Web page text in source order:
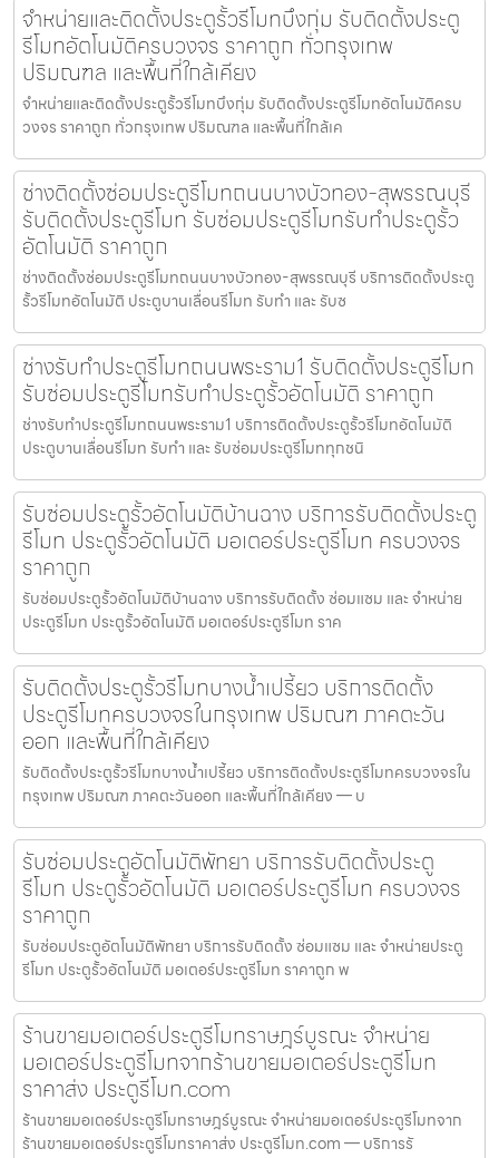
จำหน่ายและติดตั้งประตูรั้วรีโมทบึงกุ่ม รับติดตั้งประตู
รีโมทอัตโนมัติครบวงจร ราคาถูก ทั่วกรุงเทพ
ปริมณฑล และพื้นที่ใกล้เคียง
จำหน่ายและติดตั้งประตูรั้วรีโมทบึงกุ่ม รับติดตั้งประตูรีโมทอัตโนมัติครบ
วงจร ราคาถูก ทั่วกรุงเทพ ปริมณฑล และพื้นที่ใกล้เค
ช่างติดตั้งซ่อมประตูรีโมทถนนบางบัวทอง-สุพรรณบุรี
รับติดตั้งประตูรีโมท รับซ่อมประตูรีโมทรับทำประตูรั้ว
อัตโนมัติ ราคาถูก
ช่างติดตั้งซ่อมประตูรีโมทถนนบางบัวทอง-สุพรรณบุรี บริการติดตั้งประตู
รั้วรีโมทอัตโนมัติ ประตูบานเลื่อนรีโมท รับทำ และ รับซ
ช่างรับทำประตูรีโมทถนนพระราม1 รับติดตั้งประตูรีโมท
รับซ่อมประตูรีโมทรับทำประตูรั้วอัตโนมัติ ราคาถูก
ช่างรับทำประตูรีโมทถนนพระราม1 บริการติดตั้งประตูรั้วรีโมทอัตโนมัติ
ประตูบานเลื่อนรีโมท รับทำ และ รับซ่อมประตูรีโมททุกชนิ
รับซ่อมประตูรั้วอัตโนมัติบ้านฉาง บริการรับติดตั้งประตู
รีโมท ประตูรั้วอัตโนมัติ มอเตอร์ประตูรีโมท ครบวงจร
ราคาถูก
รับซ่อมประตูรั้วอัตโนมัติบ้านฉาง บริการรับติดตั้ง ซ่อมแซม และ จำหน่าย
ประตูรีโมท ประตูรั้วอัตโนมัติ มอเตอร์ประตูรีโมท ราค
รับติดตั้งประตูรั้วรีโมทบางน้ำเปรี้ยว บริการติดตั้ง
ประตูรีโมทครบวงจรในกรุงเทพ ปริมณฑ ภาคตะวัน
ออก และพื้นที่ใกล้เคียง
รับติดตั้งประตูรั้วรีโมทบางน้ำเปรี้ยว บริการติดตั้งประตูรีโมทครบวงจรใน
กรุงเทพ ปริมณฑ ภาคตะวันออก และพื้นที่ใกล้เคียง — บ
รับซ่อมประตูอัตโนมัติพัทยา บริการรับติดตั้งประตู
รีโมท ประตูรั้วอัตโนมัติ มอเตอร์ประตูรีโมท ครบวงจร
ราคาถูก
รับซ่อมประตูอัตโนมัติพัทยา บริการรับติดตั้ง ซ่อมแซม และ จำหน่ายประตู
รีโมท ประตูรั้วอัตโนมัติ มอเตอร์ประตูรีโมท ราคาถูก พ
ร้านขายมอเตอร์ประตูรีโมทราษฎร์บูรณะ จำหน่าย
มอเตอร์ประตูรีโมทจากร้านขายมอเตอร์ประตูรีโมท
ราคาส่ง ประตูรีโมท.com
ร้านขายมอเตอร์ประตูรีโมทราษฎร์บูรณะ จำหน่ายมอเตอร์ประตูรีโมทจาก
ร้านขายมอเตอร์ประตูรีโมทราคาส่ง ประตูรีโมท.com — บริการรั